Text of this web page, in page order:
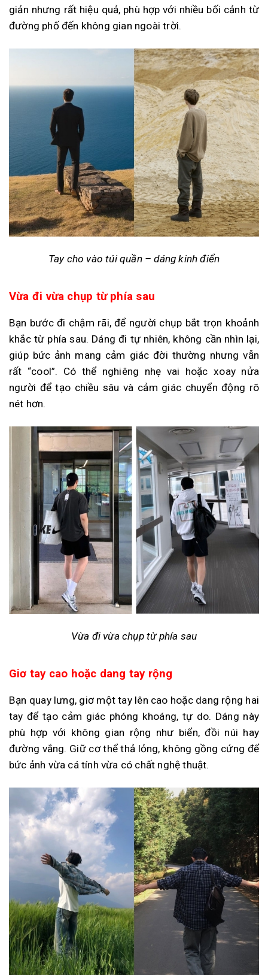
giản nhưng rất hiệu quả, phù hợp với nhiều bối cảnh từ
đường phố đến không gian ngoài trời.
Tay cho vào túi quần – dáng kinh điển
Vừa đi vừa chụp từ phía sau
Bạn bước đi chậm rãi, để người chụp bắt trọn khoảnh
khắc từ phía sau. Dáng đi tự nhiên, không cần nhìn lại,
giúp bức ảnh mang cảm giác đời thường nhưng vẫn
rất “cool”. Có thể nghiêng nhẹ vai hoặc xoay nửa
người để tạo chiều sâu và cảm giác chuyển động rõ
nét hơn.
Vừa đi vừa chụp từ phía sau
Giơ tay cao hoặc dang tay rộng
Bạn quay lưng, giơ một tay lên cao hoặc dang rộng hai
tay để tạo cảm giác phóng khoáng, tự do. Dáng này
phù hợp với không gian rộng như biển, đồi núi hay
đường vắng. Giữ cơ thể thả lỏng, không gồng cứng để
bức ảnh vừa cá tính vừa có chất nghệ thuật.